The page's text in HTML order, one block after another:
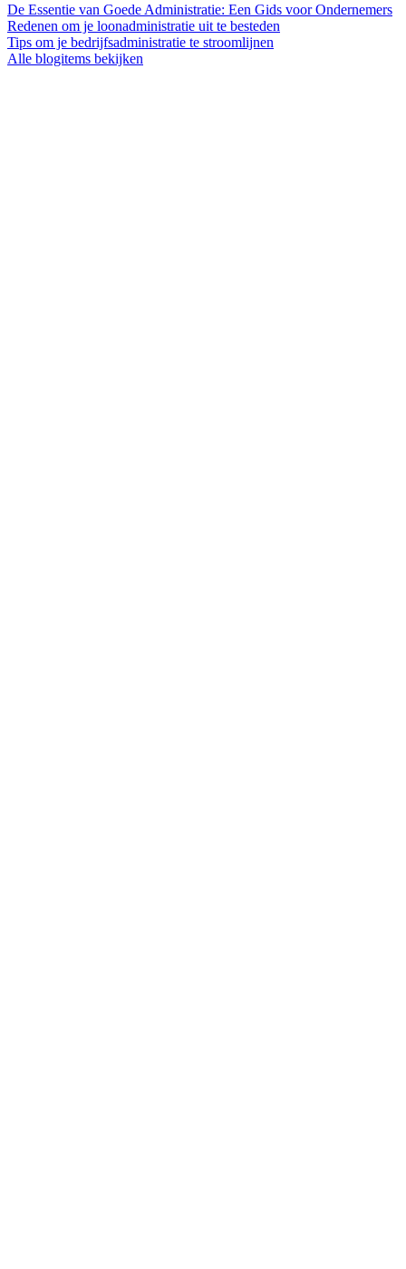
De Essentie van Goede Administratie: Een Gids voor Ondernemers
Redenen om je loonadministratie uit te besteden
Tips om je bedrijfsadministratie te stroomlijnen
Alle blogitems bekijken